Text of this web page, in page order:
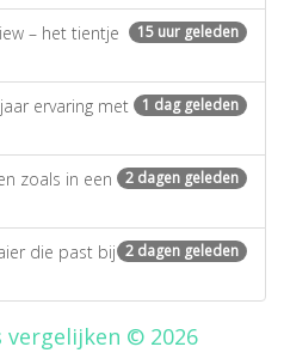
15 uur geleden
– het tientje
1 dag geleden
ervaring met
2 dagen geleden
zoals in een
2 dagen geleden
die past bij
vergelijken © 2026